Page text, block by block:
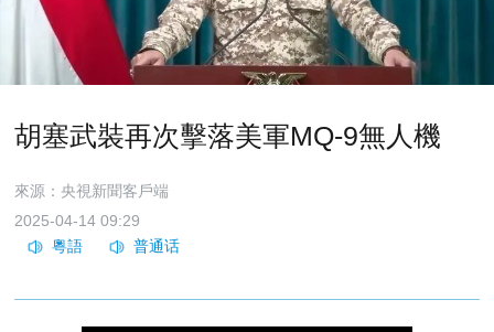
胡塞武裝再次擊落美軍MQ-9無人機
來源：央視新聞客戶端
2025-04-14 09:29